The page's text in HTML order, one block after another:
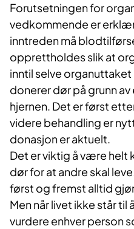
Forutsetningen for
vedkommende er
inntreden må
opprettholdes slik at
inntil selve organuttaket
donerer dør på grunn
hjernen. Det er først
videre behandling er
donasjon er aktuelt.
Det er viktig å være helt
dør for at andre skal
først og fremst alltid
Men når livet ikke står
vurdere enhver person